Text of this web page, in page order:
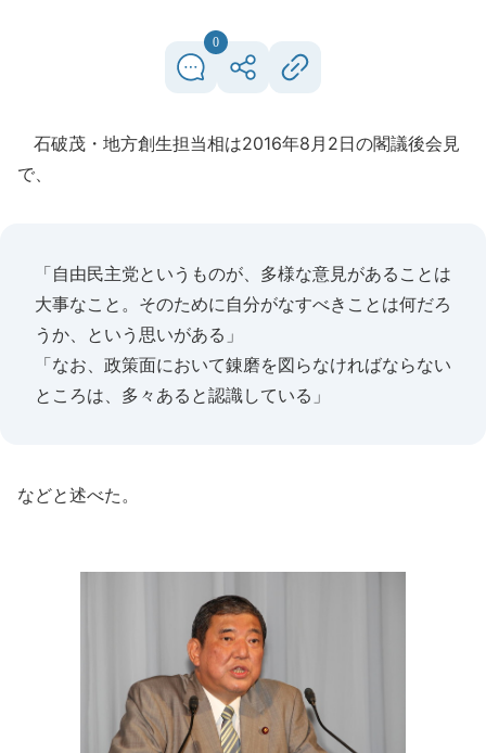
0
石破茂・地方創生担当相は2016年8月2日の閣議後会見
で、
「自由民主党というものが、多様な意見があることは
大事なこと。そのために自分がなすべきことは何だろ
うか、という思いがある」
「なお、政策面において錬磨を図らなければならない
ところは、多々あると認識している」
などと述べた。